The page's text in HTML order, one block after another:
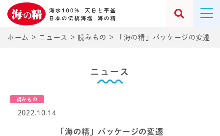
ホーム > ニュース >読みもの > 「海の精」パッケージの変遷
ニュース
読みもの
2022.10.14
「海の精」パッケージの変遷